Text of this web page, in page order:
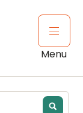
Open
Menu